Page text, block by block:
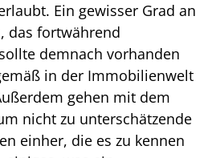
Ein gewisser Grad an
das fortwährend
demnach vorhanden
in der Immobilienwelt
gehen mit dem
nicht zu unterschätzende
einher, die es zu kennen